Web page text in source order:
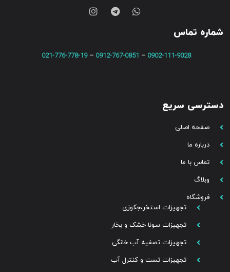
شماره تماس
0902-111-9028
–
0912-767-0851
–
021-776-778-19
دسترسی سریع
صفحه اصلی
درباره ما
تماس با ما
وبلاگ
فروشگاه
تجهیزات استخر،جکوزی
تجهیزات سونا خشک و بخار
تجهیزات تصفیه آب خانگی
تجهیزات تست و کنترل آب